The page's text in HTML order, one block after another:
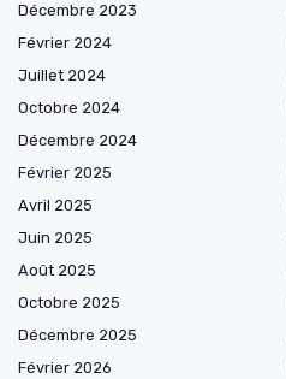
Décembre 2023
Février 2024
Juillet 2024
Octobre 2024
Décembre 2024
Février 2025
Avril 2025
Juin 2025
Août 2025
Octobre 2025
Décembre 2025
Février 2026